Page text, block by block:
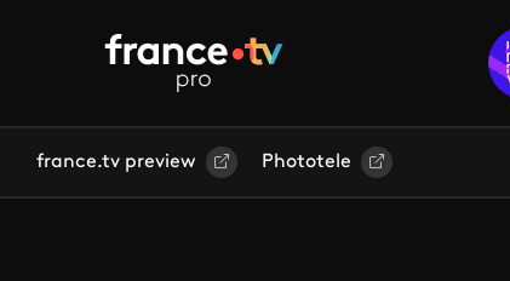
france.tv preview Phototele